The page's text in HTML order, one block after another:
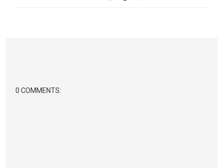
0 COMMENTS: